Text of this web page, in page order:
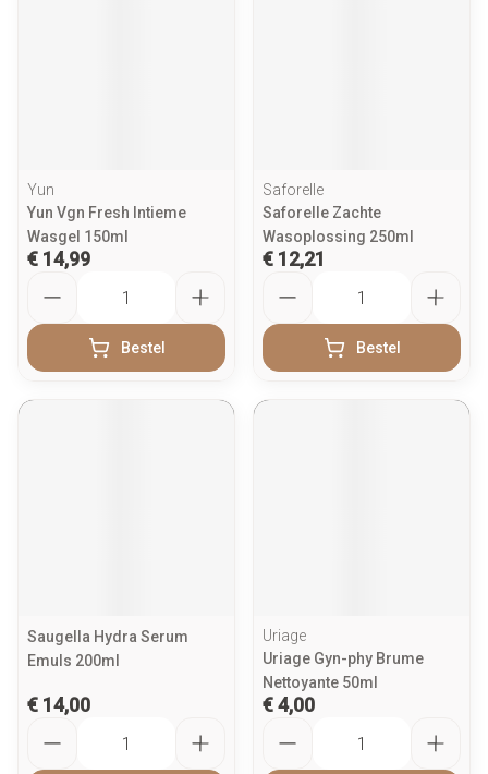
Yun
Yun Vgn Fresh Intieme
Wasgel 150ml
€ 14,99
Bestel
Saforelle
Saforelle Zachte
Wasoplossing 250ml
€ 12,21
Bestel
Saugella Hydra Serum
Emuls 200ml
€ 14,00
Uriage
Uriage Gyn-phy Brume
Nettoyante 50ml
€ 4,00